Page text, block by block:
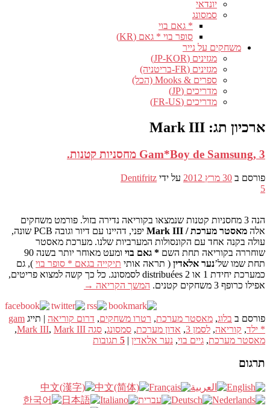
יונדאי
סמסונג
* גאם בוי
סופר בוי * גאם (KR)
משחקים על נייר
מגזינים (JP-KOR)
מגזינים (FR-בריטניה)
ספרים & Mooks (הכל)
מדריכים (JP)
מדריכים (FR-US)
ארכיון תג: Mark III
Gam*Boy de Samsung, 3 מחסניות קטנות.
פורסם ב 30 מרץ 2012 על ידי Dentifritz
5
הנה 3 מחסניות קטנות שנמצאו בקוריאה נדירה בזול. פורמט משחקים
אלה מאסטר מערכת / Mark III
יפני, דהיינו עם דיור וגובה PCB שונה,
עולה בקנה אחד עם הקונסולות המערביות שלנו. מערכת מאסטר
שוחררה בקוריאה תחת השם * גאם בוי
ומעט מאוחר יותר בשנה 90
תחת שמו של’נער אלאדין ( תראה אותי תיקייה בגאם * סופר בוי ), גם
כמערכת יחידת 1 או 2 distribuées לסמסונג. כל כך קשה למצוא פריטים,
אפילו כרופף 3 משחקים קטנים.
המשך הקריאה →
פורסם ב בלוג, מאסטר מערכת, רטרו משחקים, דרום קוריאה | תייג gam
* ילד, קוריאה, לסמן 3 , אדון מערכת, סמסונג, סגה Mark III , Mark III
,
מאסטר מערכת, גיים בוי, נער אלאדין |
5 תגובות
תרגום